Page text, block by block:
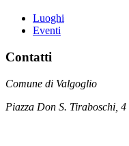
Luoghi
Eventi
Contatti
Comune di Valgoglio
Piazza Don S. Tiraboschi, 4